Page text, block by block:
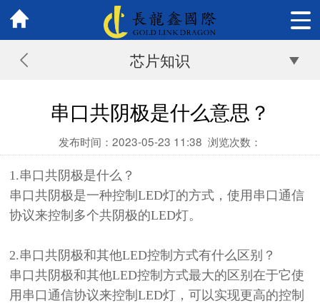
芯片知识
串口共阴极是什么意思？
发布时间：2023-05-23 11:38 浏览次数：
1.串口共阴极是什么？
串口共阴极是一种控制LED灯的方式，使用串口通信
协议来控制多个共阴极的LED灯。
2.串口共阴极和其他LED控制方式有什么区别？
串口共阴极和其他LED控制方式最大的区别在于它使
用串口通信协议来控制LED灯，可以实现更高的控制